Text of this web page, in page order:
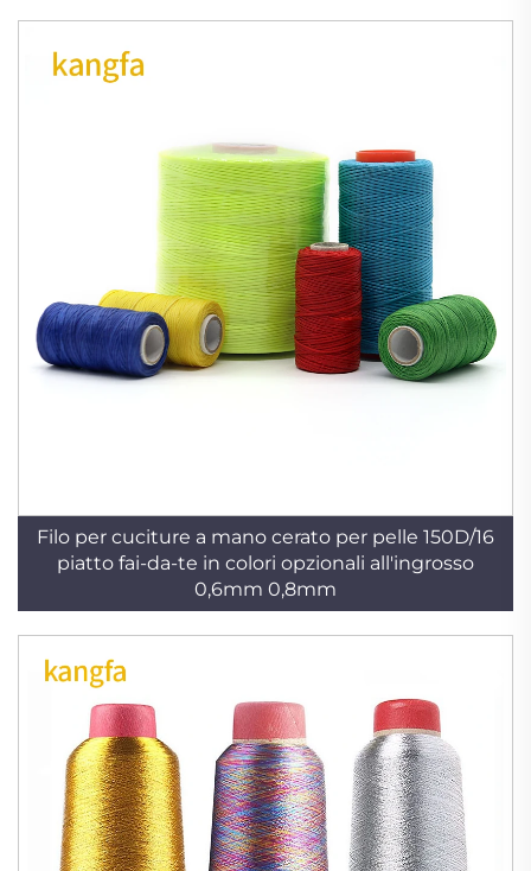
Filo per cuciture a mano cerato per pelle 150D/16
piatto fai-da-te in colori opzionali all'ingrosso
0,6mm 0,8mm